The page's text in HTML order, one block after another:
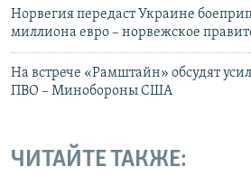
Норвегия передаст Украине
миллиона евро – норвежское
На встрече «Рамштайн» обсудят
ПВО – Минобороны США
ЧИТАЙТЕ ТАКЖЕ: